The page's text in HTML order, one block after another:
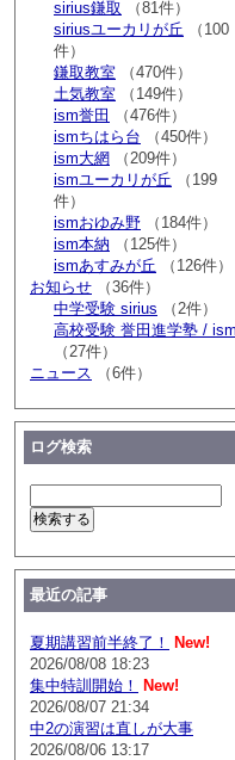
sirius鎌取 （81件）
siriusユーカリが丘 （100
件）
鎌取教室 （470件）
土気教室 （149件）
ism誉田
（476件）
ismちはら台 （450件）
ism大網 （209件）
ismユーカリが丘 （199
件）
ismおゆみ野 （184件）
ism本納 （125件）
ismあすみが丘 （126件）
お知らせ （36件）
中学受験 sirius （2件）
高校受験 誉田進学塾 / ism
（27件）
ニュース （6件）
ログ検索
最近の記事
夏期講習前半終了！
New!
2026/08/08 18:23
集中特訓開始！
New!
2026/08/07 21:34
中2の演習は直しが大事
2026/08/06 13:17